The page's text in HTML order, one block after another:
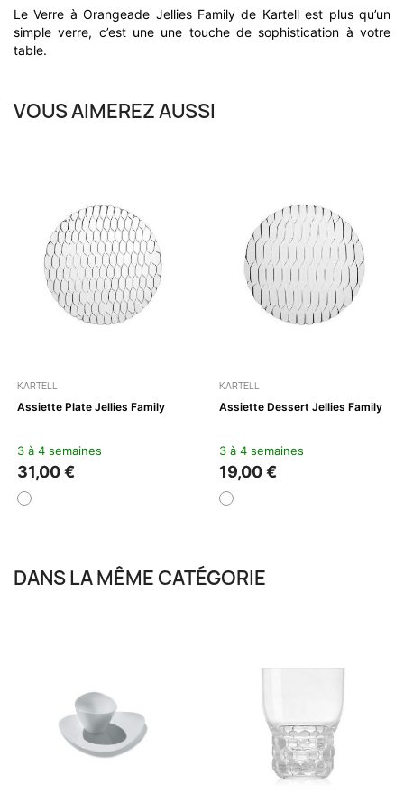
Le Verre à Orangeade Jellies Family de Kartell est plus qu’un
simple verre, c’est une une touche de sophistication à votre
table.
VOUS AIMEREZ AUSSI
KARTELL
Assiette Plate Jellies Family
3 à 4 semaines
31,00 €
KARTELL
Assiette Dessert Jellies Family
3 à 4 semaines
19,00 €
DANS LA MÊME CATÉGORIE